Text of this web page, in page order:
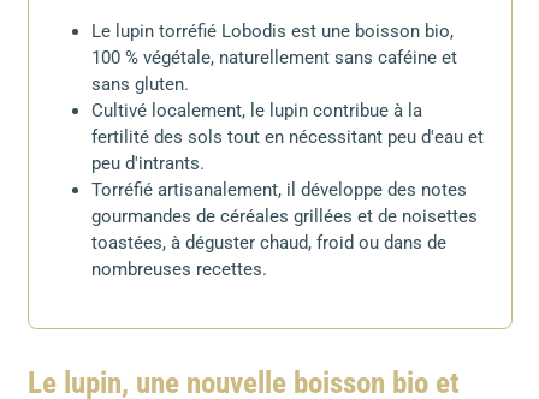
Le lupin torréfié Lobodis est une boisson bio,
100 % végétale, naturellement sans caféine et
sans gluten.
Cultivé localement, le lupin contribue à la
fertilité des sols tout en nécessitant peu d'eau et
peu d'intrants.
Torréfié artisanalement, il développe des notes
gourmandes de céréales grillées et de noisettes
toastées, à déguster chaud, froid ou dans de
nombreuses recettes.
Le lupin, une nouvelle boisson bio et